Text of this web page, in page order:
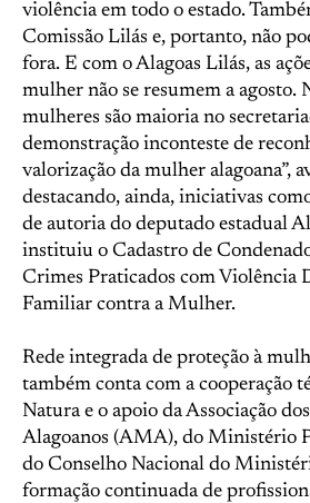
violência em todo o estado.
Comissão Lilás e, portanto, não
fora. E com o Alagoas Lilás, as
mulher não se resumem a agosto.
mulheres são maioria no
demonstração inconteste de
valorização da mulher alagoana”,
destacando, ainda, iniciativas
de autoria do deputado estadual
instituiu o Cadastro de
Crimes Praticados com Violência
Familiar contra a Mulher.
Rede integrada de proteção à
também conta com a cooperação
Natura e o apoio da Associação
Alagoanos (AMA), do Ministério
do Conselho Nacional do
formação continuada de